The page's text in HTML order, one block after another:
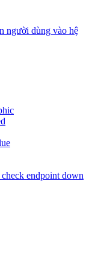
người dùng vào hệ
endpoint down